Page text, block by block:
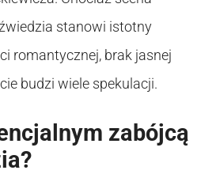
stanowi istotny
romantycznej, brak jasnej
budzi wiele spekulacji.
zabójcą